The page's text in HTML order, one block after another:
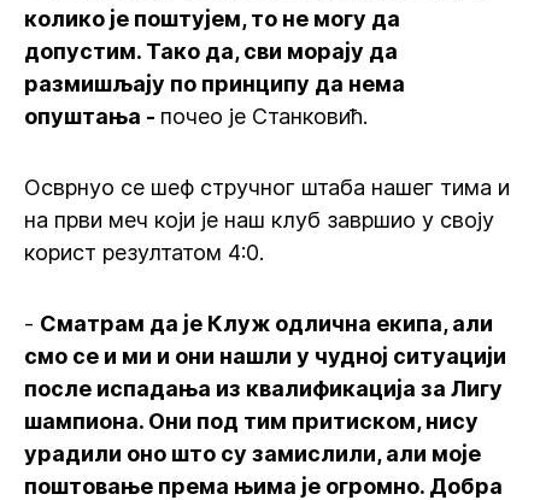
колико је поштујем, то не могу да
допустим. Тако да, сви морају да
размишљају по принципу да нема
опуштања - почео је Станковић.
Осврнуо се шеф стручног штаба нашег тима и
на први меч који је наш клуб завршио у своју
корист резултатом 4:0.
- Сматрам да је Клуж одлична екипа, али
смо се и ми и они нашли у чудној ситуацији
после испадања из квалификација за Лигу
шампиона. Они под тим притиском, нису
урадили оно што су замислили, али моје
поштовање према њима је огромно. Добра